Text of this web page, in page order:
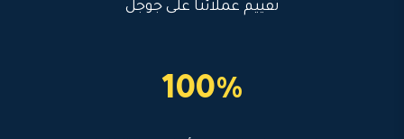
تقييم عملائنا على جوجل
100%